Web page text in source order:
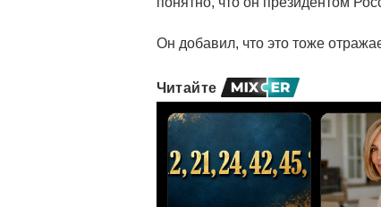
Он добавил, что это тоже
Читайте